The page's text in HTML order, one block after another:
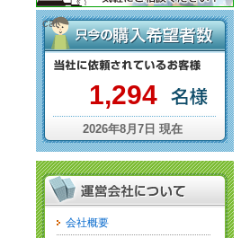
cat
1,294
2026年8月7日 現在
会社概要